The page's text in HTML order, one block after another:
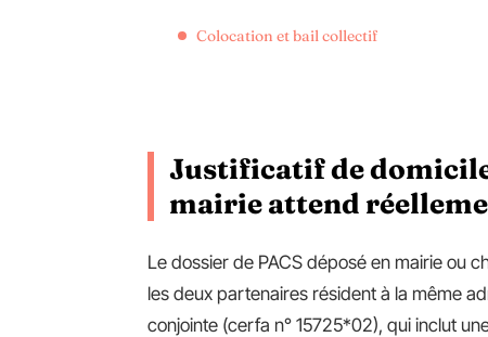
Colocation et bail collectif
Justificatif de domicile
mairie attend
Le dossier de PACS déposé en mairie ou
les deux partenaires résident à la même
conjointe (cerfa n° 15725*02), qui inclut